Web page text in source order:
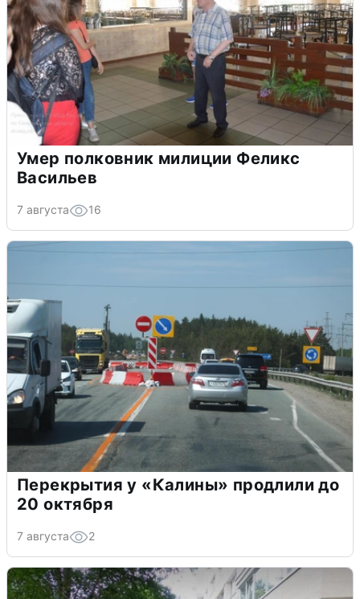
Умер полковник милиции Феликс
Васильев
7 августа 16
Перекрытия у «Калины» продлили до
20 октября
7 августа 2